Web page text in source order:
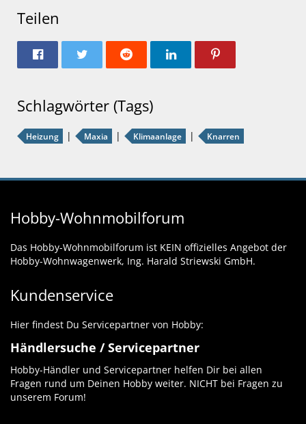
Teilen
Schlagwörter (Tags)
Heizung Maxia Klimaanlage Knarren
Hobby-Wohnmobilforum
Das Hobby-Wohnmobilforum ist KEIN offizielles Angebot der
Hobby-Wohnwagenwerk, Ing. Harald Striewski GmbH.
Kundenservice
Hier findest Du Servicepartner von Hobby:
Händlersuche / Servicepartner
Hobby-Händler und Servicepartner helfen Dir bei allen
Fragen rund um Deinen Hobby weiter. NICHT bei Fragen zu
unserem Forum!